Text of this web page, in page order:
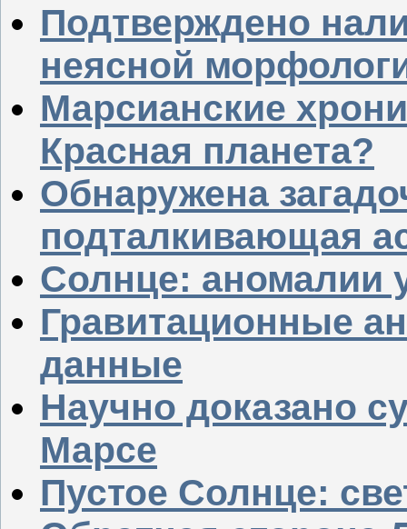
Подтверждено
неясной
Марсианские
Красная планета?
Обнаружена
подталкивающая
Солнце: аномалии
Гравитационные
данные
Научно доказано
Марсе
Пустое Солнце: